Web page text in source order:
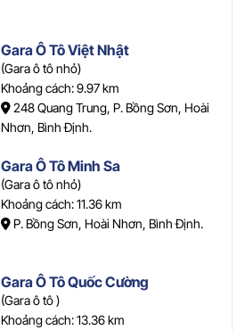
Gara Ô Tô Việt Nhật
(Gara ô tô nhỏ)
Khoảng cách: 9.97 km
248 Quang Trung, P. Bồng Sơn, Hoài
Nhơn, Bình Định.
Gara Ô Tô Minh Sa
(Gara ô tô nhỏ)
Khoảng cách: 11.36 km
P. Bồng Sơn, Hoài Nhơn, Bình Định.
Gara Ô Tô Quốc Cường
(Gara ô tô )
Khoảng cách: 13.36 km